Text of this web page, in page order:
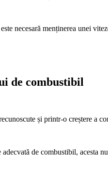
necesară menținerea unei
de combustibil
și printr-o creștere a
de combustibil, acesta